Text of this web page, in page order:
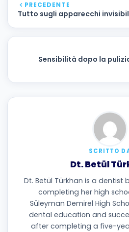
PRECEDENTE
Tutto sugli apparecchi invisibili
Sensibilità dopo la
SCRITTO
Dt. Betül
Dt. Betül Türkhan is a dentist
completing her high
Süleyman Demirel High
dental education and
after completing a five-